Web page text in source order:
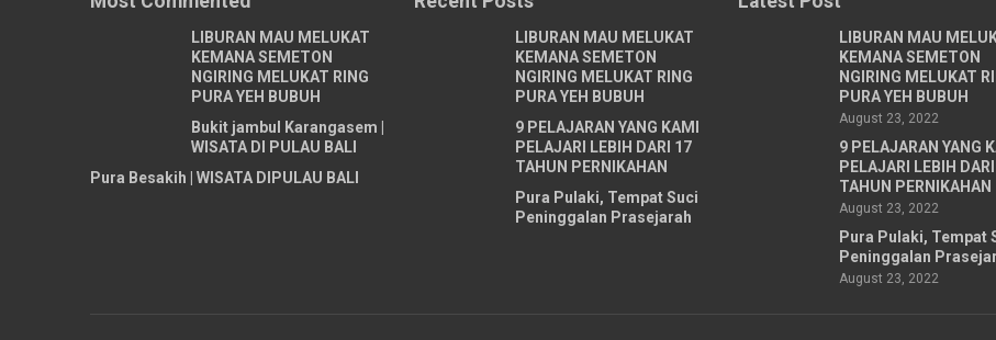
LIBURAN MAU MELUKAT
KEMANA SEMETON
NGIRING MELUKAT RING
PURA YEH BUBUH
Bukit jambul Karangasem |
WISATA DI PULAU BALI
Pura Besakih | WISATA DIPULAU BALI
LIBURAN MAU MELUKAT
KEMANA SEMETON
NGIRING MELUKAT RING
PURA YEH BUBUH
9 PELAJARAN YANG KAMI
PELAJARI LEBIH DARI 17
TAHUN PERNIKAHAN
Pura Pulaki, Tempat Suci
Peninggalan Prasejarah
LIBURAN MAU
KEMANA SEMETON
NGIRING MELUKAT
PURA YEH BUBUH
August 23, 2022
9 PELAJARAN YANG
PELAJARI LEBIH
TAHUN PERNIKAHAN
August 23, 2022
Pura Pulaki, Tempat
Peninggalan
August 23, 2022